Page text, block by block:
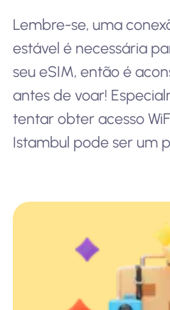
Lembre-se, uma
estável é necessária
seu eSIM, então é
antes de voar!
tentar obter acesso
Istambul pode ser um